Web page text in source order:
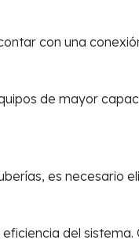
con una
de mayor
es necesario
del sistema.